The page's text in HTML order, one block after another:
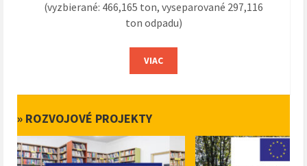
(vyzbierané: 466,165 ton, vyseparované 297,116
ton odpadu)
VIAC
» ROZVOJOVÉ PROJEKTY